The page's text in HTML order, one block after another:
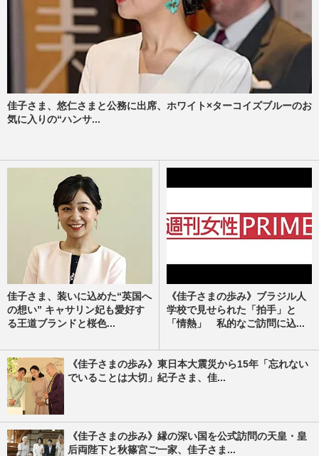
佳子さま、悠仁さまと公務に出席、ホワイト×ターコイズブルーのお
気に入りの“ハンサ...
佳子さま、装いに込めた“英国へ
の想い” キャサリン妃も愛好す
る王道ブランドと桜色...
《佳子さまの歩み》ブラジル人
学校で見せられた「拍手」と
「情熱」 私的なご訪問に込...
《佳子さまの歩み》東日本大震災から15年「忘れない
でいることは大切」紀子さま、佳...
《佳子さまの歩み》縁の深い国を公式訪問の天皇・皇
后両陛下と秋篠宮ご一家、佳子さま...